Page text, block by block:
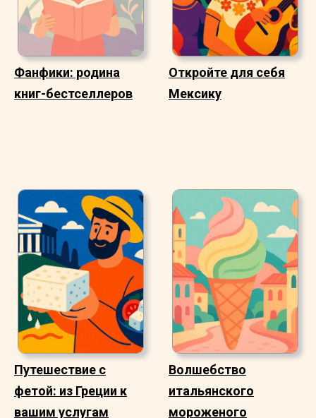
Фанфики: родина
книг-бестселлеров
Откройте для себя
Мексику
Путешествие с
фетой: из Греции к
вашим услугам
Волшебство
итальянского
мороженого